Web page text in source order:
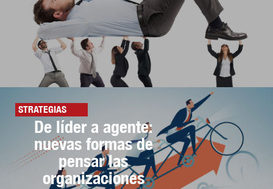
STRATEGIAS
De líder a agente:
nuevas formas de
pensar las
organizaciones